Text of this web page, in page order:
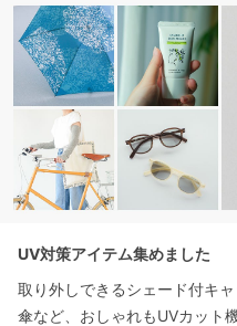
UV対策アイテム集めました
取り外しできるシェード付キ
傘など、おしゃれもUVカット